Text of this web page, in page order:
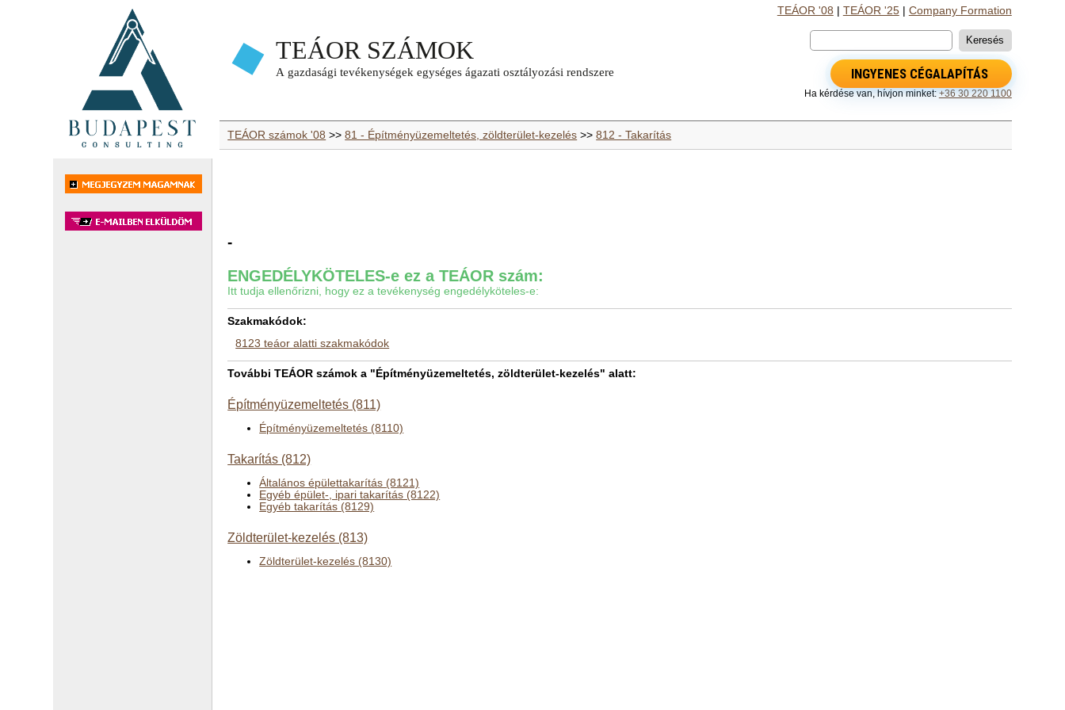
TEÁOR '08 TEÁOR '25| Company Formation
INGYENES CÉGALAPÍTÁS
Ha kérdése van, hívjon minket: +36 30 220 1100
TEÁOR számok '08 >>81 - Építményüzemeltetés, zöldterület-kezelés >>812 - Takarítás
-
ENGEDÉLYKÖTELES-e ez a TEÁOR szám:
Itt tudja ellenőrizni, hogy ez a tevékenység engedélyköteles-e:
Szakmakódok:
8123 teáor alatti szakmakódok
További TEÁOR számok a "Építményüzemeltetés, zöldterület-kezelés" alatt:
Építményüzemeltetés (811)
Építményüzemeltetés (8110)
Takarítás (812)
Általános épülettakarítás (8121)
Egyéb épület-, ipari takarítás (8122)
Egyéb takarítás (8129)
Zöldterület-kezelés (813)
Zöldterület-kezelés (8130)